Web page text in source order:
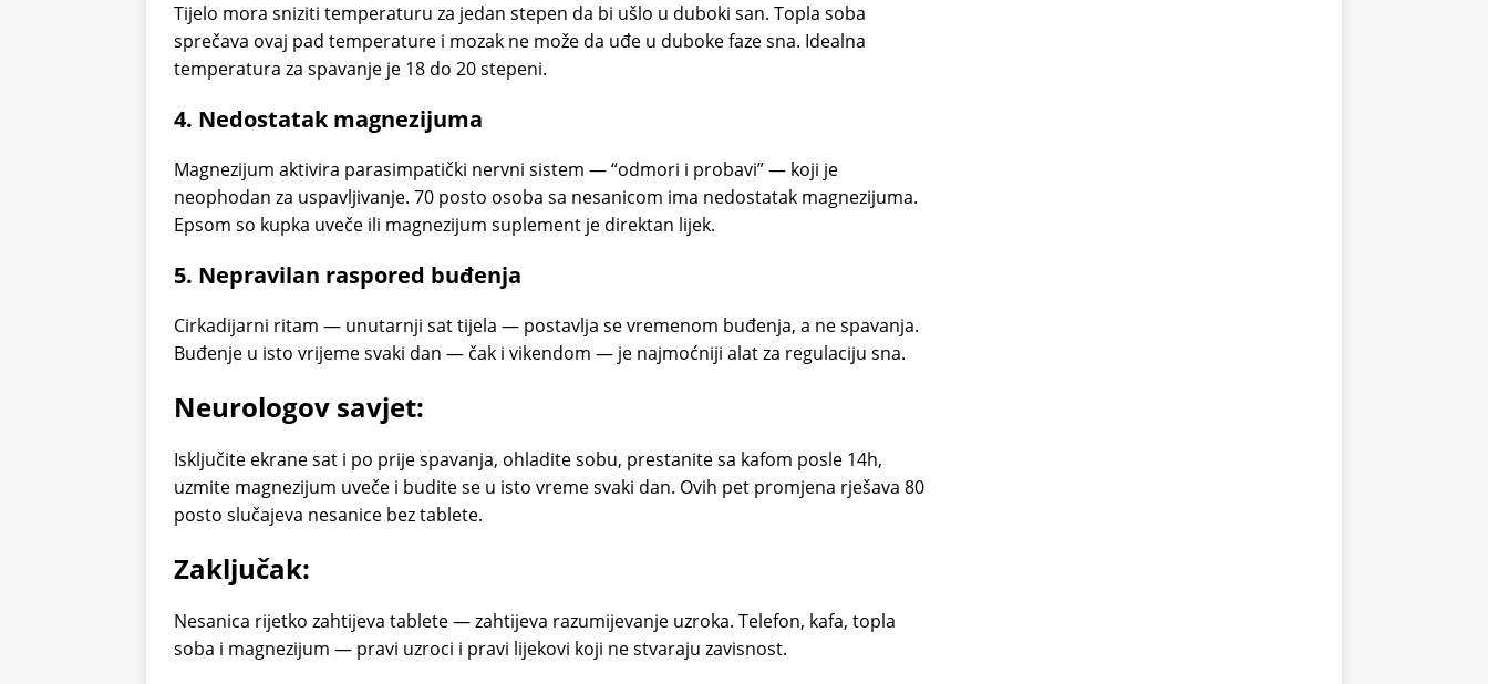
Tijelo mora sniziti temperaturu za jedan stepen da bi ušlo u duboki san. Topla soba
sprečava ovaj pad temperature i mozak ne može da uđe u duboke faze sna. Idealna
temperatura za spavanje je 18 do 20 stepeni.
4. Nedostatak magnezijuma
Magnezijum aktivira parasimpatički nervni sistem — “odmori i probavi” — koji je
neophodan za uspavljivanje. 70 posto osoba sa nesanicom ima nedostatak magnezijuma.
Epsom so kupka uveče ili magnezijum suplement je direktan lijek.
5. Nepravilan raspored buđenja
Cirkadijarni ritam — unutarnji sat tijela — postavlja se vremenom buđenja, a ne spavanja.
Buđenje u isto vrijeme svaki dan — čak i vikendom — je najmoćniji alat za regulaciju sna.
Neurologov savjet:
Isključite ekrane sat i po prije spavanja, ohladite sobu, prestanite sa kafom posle 14h,
uzmite magnezijum uveče i budite se u isto vreme svaki dan. Ovih pet promjena rješava 80
posto slučajeva nesanice bez tablete.
Zaključak:
Nesanica rijetko zahtijeva tablete — zahtijeva razumijevanje uzroka. Telefon, kafa, topla
soba i magnezijum — pravi uzroci i pravi lijekovi koji ne stvaraju zavisnost.